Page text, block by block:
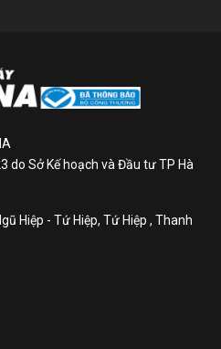
3 năm
do Sở Kế hoạch và Đầu tư TP Hà
Hiệp - Tứ Hiệp, Tứ Hiệp , Thanh